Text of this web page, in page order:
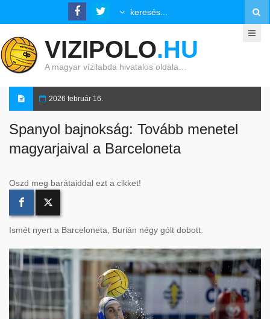
VIZIPOLO.HU
A magyar vízilabda hivatalos oldala…
2026 február 16.
Spanyol bajnokság: Tovább menetel
magyarjaival a Barceloneta
Oszd meg barátaiddal ezt a cikket!
Ismét nyert a Barceloneta, Burián négy gólt dobott.